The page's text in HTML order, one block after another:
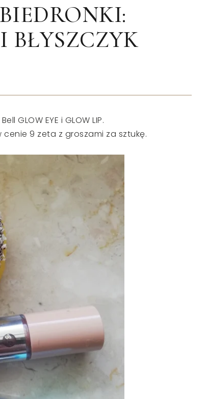
BŁYSZCZYK
EYE i GLOW LIP.
cenie 9 zeta z groszami za sztukę.